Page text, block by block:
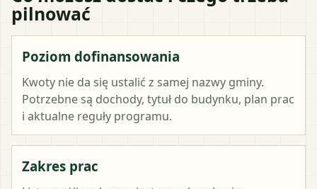
pilnować
Poziom dofinansowania
Kwoty nie da się ustalić z samej nazwy gminy.
Potrzebne są dochody, tytuł do budynku, plan prac
i aktualne reguły programu.
Zakres prac